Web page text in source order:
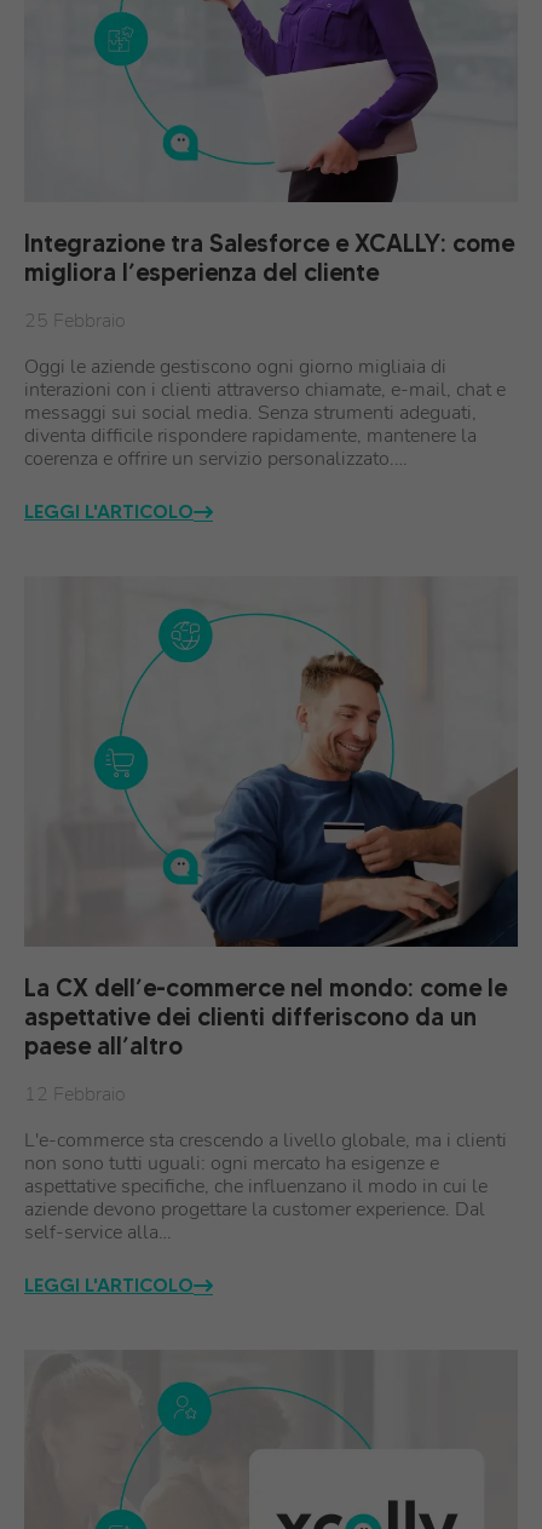
Integrazione tra Salesforce e XCALLY: come
migliora l’esperienza del cliente
25 Febbraio
Oggi le aziende gestiscono ogni giorno migliaia di
interazioni con i clienti attraverso chiamate, e-mail, chat e
messaggi sui social media. Senza strumenti adeguati,
diventa difficile rispondere rapidamente, mantenere la
coerenza e offrire un servizio personalizzato.…
LEGGI L'ARTICOLO
La CX dell’e-commerce nel mondo: come le
aspettative dei clienti differiscono da un
paese all’altro
12 Febbraio
L'e-commerce sta crescendo a livello globale, ma i clienti
non sono tutti uguali: ogni mercato ha esigenze e
aspettative specifiche, che influenzano il modo in cui le
aziende devono progettare la customer experience. Dal
self-service alla…
LEGGI L'ARTICOLO